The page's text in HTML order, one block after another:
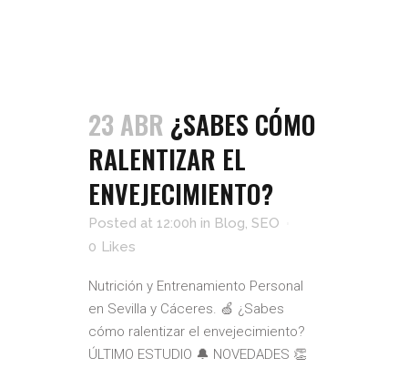
23 ABR ¿SABES CÓMO
RALENTIZAR EL
ENVEJECIMIENTO?
Posted at 12:00h in Blog, SEO
0 Likes
Nutrición y Entrenamiento Personal
en Sevilla y Cáceres. 🍏 ¿Sabes
cómo ralentizar el envejecimiento?
ÚLTIMO ESTUDIO 🔔 NOVEDADES 👏